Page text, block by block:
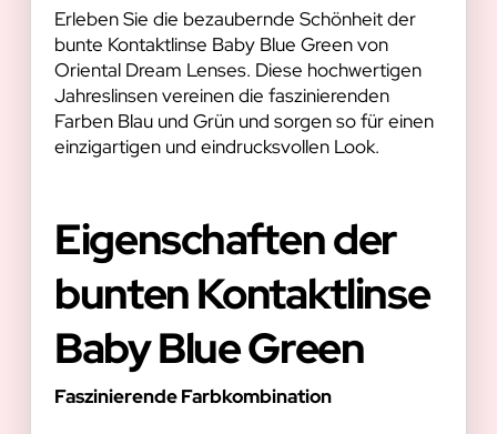
Erleben Sie die bezaubernde Schönheit der
bunte Kontaktlinse Baby Blue Green von
Oriental Dream Lenses. Diese hochwertigen
Jahreslinsen vereinen die faszinierenden
Farben Blau und Grün und sorgen so für einen
einzigartigen und eindrucksvollen Look.
Eigenschaften der
bunten Kontaktlinse
Baby Blue Green
Faszinierende Farbkombination